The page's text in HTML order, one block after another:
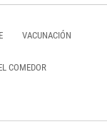
VACUNACIÓN
COMEDOR